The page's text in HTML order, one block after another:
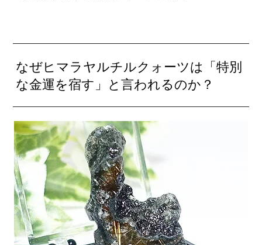
なぜヒマラヤルチルクォーツは「特別
な金運を宿す」と言われるのか？